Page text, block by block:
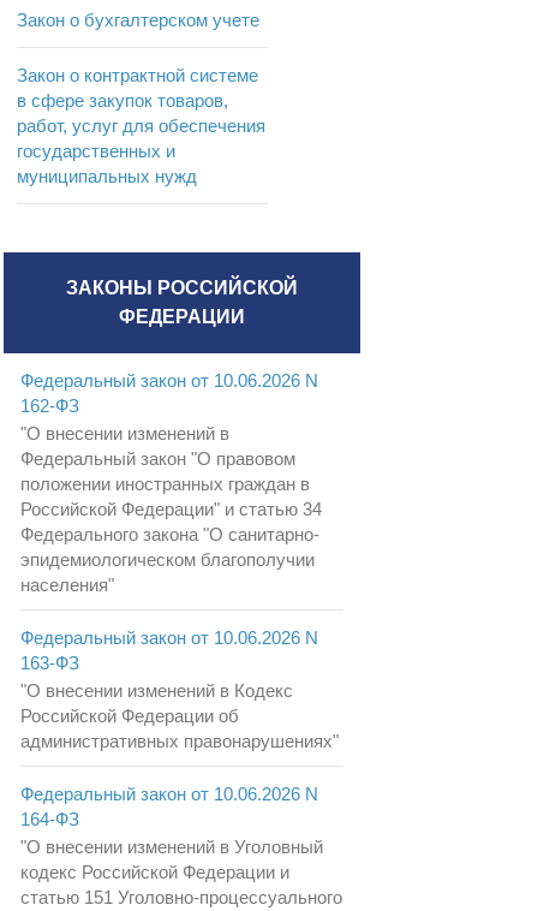
Закон о бухгалтерском учете
Закон о контрактной системе
в сфере закупок товаров,
работ, услуг для обеспечения
государственных и
муниципальных нужд
ЗАКОНЫ РОССИЙСКОЙ
ФЕДЕРАЦИИ
Федеральный закон от 10.06.2026 N
162-ФЗ
"О внесении изменений в
Федеральный закон "О правовом
положении иностранных граждан в
Российской Федерации" и статью 34
Федерального закона "О санитарно-
эпидемиологическом благополучии
населения"
Федеральный закон от 10.06.2026 N
163-ФЗ
"О внесении изменений в Кодекс
Российской Федерации об
административных правонарушениях"
Федеральный закон от 10.06.2026 N
164-ФЗ
"О внесении изменений в Уголовный
кодекс Российской Федерации и
статью 151 Уголовно-процессуального